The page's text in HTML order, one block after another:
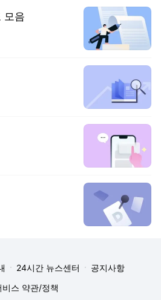
모음
24시간 뉴스센터
공지사항
비스 약관/정책